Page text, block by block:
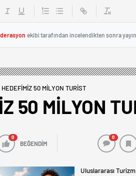
ekibi tarafından incelendikten sonra
HEDEFİMİZ 50 MİLYON TURİST
50 MİLYON
0
BEĞENDİM
0
Uluslararası